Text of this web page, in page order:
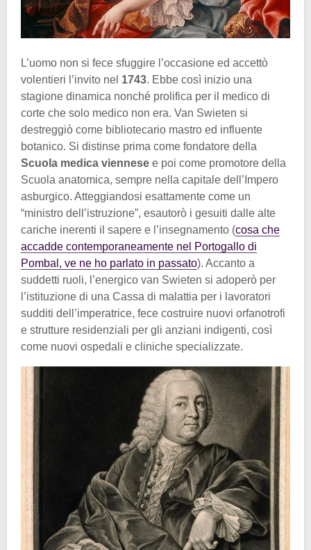
L’uomo non si fece sfuggire l’occasione ed accettò
volentieri l’invito nel 1743. Ebbe così inizio una
stagione dinamica nonché prolifica per il medico di
corte che solo medico non era. Van Swieten si
destreggiò come bibliotecario mastro ed influente
botanico. Si distinse prima come fondatore della
Scuola medica viennese e poi come promotore della
Scuola anatomica, sempre nella capitale dell’Impero
asburgico. Atteggiandosi esattamente come un
“ministro dell’istruzione”, esautorò i gesuiti dalle alte
cariche inerenti il sapere e l’insegnamento (cosa che
accadde contemporaneamente nel Portogallo di
Pombal, ve ne ho parlato in passato). Accanto a
suddetti ruoli, l’energico van Swieten si adoperò per
l’istituzione di una Cassa di malattia per i lavoratori
sudditi dell’imperatrice, fece costruire nuovi orfanotrofi
e strutture residenziali per gli anziani indigenti, così
come nuovi ospedali e cliniche specializzate.